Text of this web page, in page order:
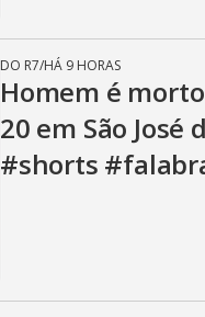
DO R7/HÁ 9 HORAS
Homem é
20 em São José
#shorts